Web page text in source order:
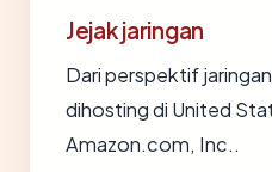
Jejak jaringan
Dari perspektif
dihosting di United
Amazon.com, Inc..